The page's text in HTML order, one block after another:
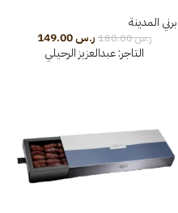
برني المدينة
ر.س180.00 ر.س149.00
التاجر:عبدالعزيز الرحيلي